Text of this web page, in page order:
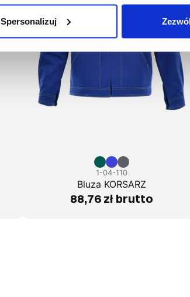
Spersonalizuj
1-04-110
Bluza KORSARZ
88,76 zł brutto